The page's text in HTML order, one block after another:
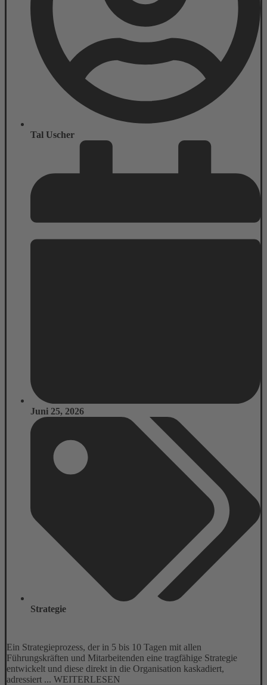
Tal Uscher
Juni 25, 2026
Strategie
Ein Strategieprozess, der in 5 bis 10 Tagen mit allen
Führungskräften und Mitarbeitenden eine tragfähige Strategie
entwickelt und diese direkt in die Organisation kaskadiert,
adressiert ... WEITERLESEN